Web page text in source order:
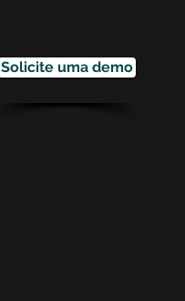
Solicite uma demo